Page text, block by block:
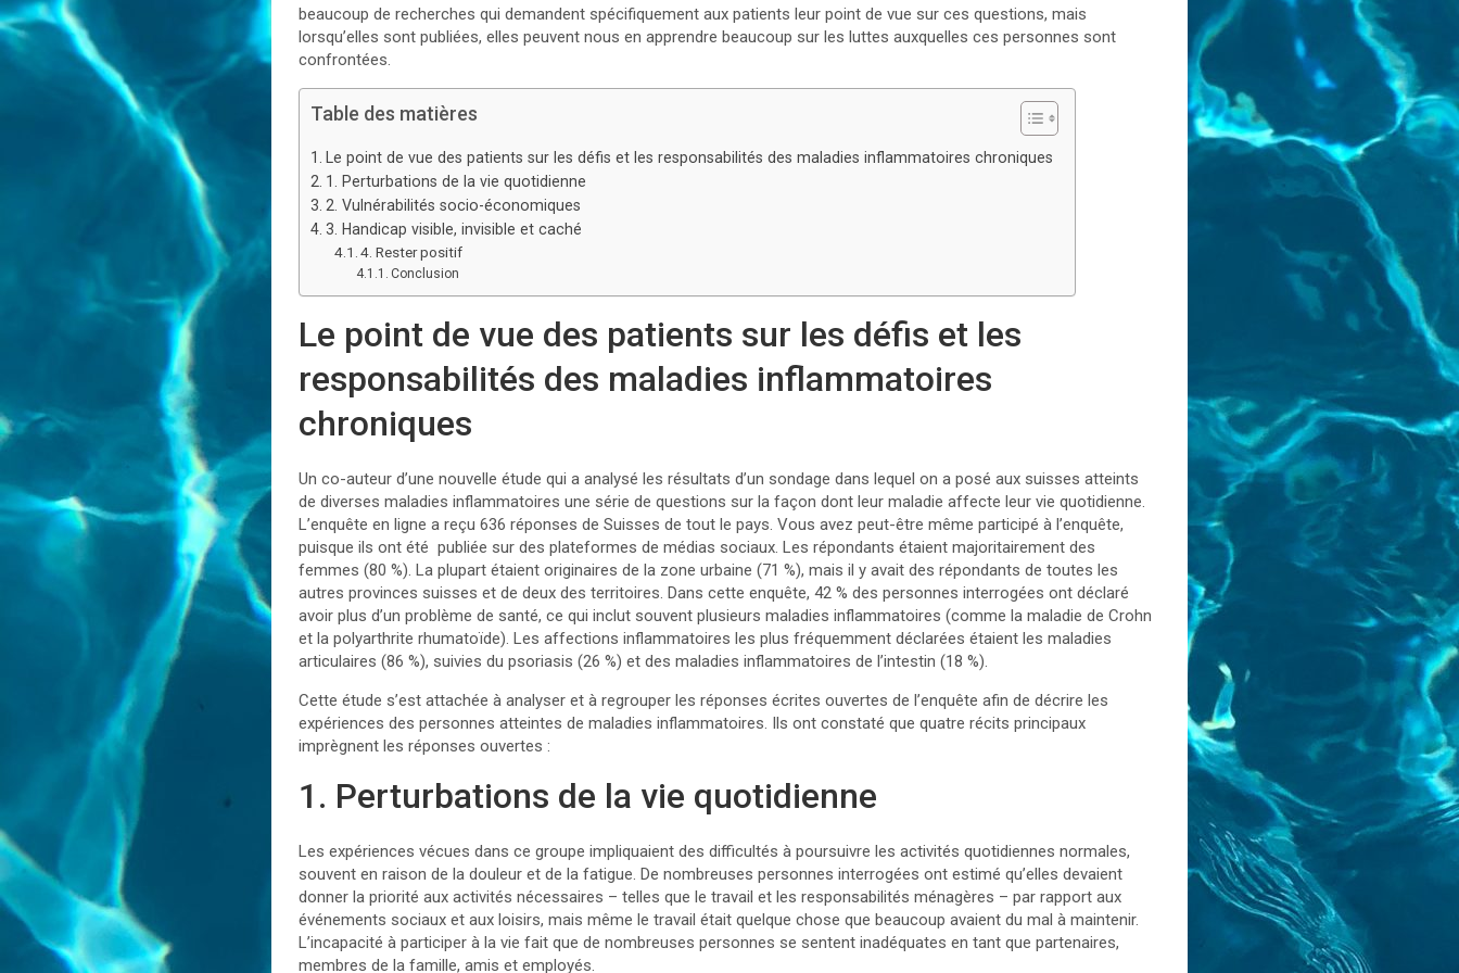
beaucoup de recherches qui demandent spécifiquement aux patients leur point de vue sur ces questions, mais
lorsqu’elles sont publiées, elles peuvent nous en apprendre beaucoup sur les luttes auxquelles ces personnes sont
confrontées.
Table des matières
Le point de vue des patients sur les défis et les responsabilités des maladies inflammatoires chroniques
1. Perturbations de la vie quotidienne
2. Vulnérabilités socio-économiques
3. Handicap visible, invisible et caché
4. Rester positif
Conclusion
Le point de vue des patients sur les défis et les
responsabilités des maladies inflammatoires
chroniques
Un co-auteur d’une nouvelle étude qui a analysé les résultats d’un sondage dans lequel on a posé aux suisses atteints
de diverses maladies inflammatoires une série de questions sur la façon dont leur maladie affecte leur vie quotidienne.
L’enquête en ligne a reçu 636 réponses de Suisses de tout le pays. Vous avez peut-être même participé à l’enquête,
puisque ils ont été publiée sur des plateformes de médias sociaux. Les répondants étaient majoritairement des
femmes (80 %). La plupart étaient originaires de la zone urbaine (71 %), mais il y avait des répondants de toutes les
autres provinces suisses et de deux des territoires. Dans cette enquête, 42 % des personnes interrogées ont déclaré
avoir plus d’un problème de santé, ce qui inclut souvent plusieurs maladies inflammatoires (comme la maladie de Crohn
et la polyarthrite rhumatoïde). Les affections inflammatoires les plus fréquemment déclarées étaient les maladies
articulaires (86 %), suivies du psoriasis (26 %) et des maladies inflammatoires de l’intestin (18 %).
Cette étude s’est attachée à analyser et à regrouper les réponses écrites ouvertes de l’enquête afin de décrire les
expériences des personnes atteintes de maladies inflammatoires. Ils ont constaté que quatre récits principaux
imprègnent les réponses ouvertes :
1. Perturbations de la vie quotidienne
Les expériences vécues dans ce groupe impliquaient des difficultés à poursuivre les activités quotidiennes normales,
souvent en raison de la douleur et de la fatigue. De nombreuses personnes interrogées ont estimé qu’elles devaient
donner la priorité aux activités nécessaires – telles que le travail et les responsabilités ménagères – par rapport aux
événements sociaux et aux loisirs, mais même le travail était quelque chose que beaucoup avaient du mal à maintenir.
L’incapacité à participer à la vie fait que de nombreuses personnes se sentent inadéquates en tant que partenaires,
membres de la famille, amis et employés.